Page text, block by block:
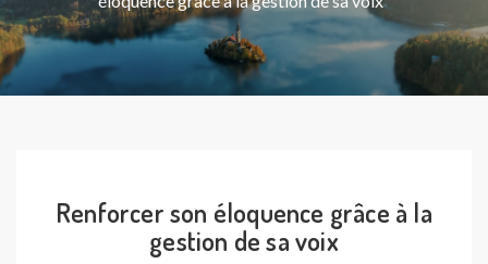
Renforcer son éloquence grâce à la
gestion de sa voix